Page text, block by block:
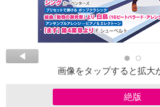
画像をタップすると拡大
絶版